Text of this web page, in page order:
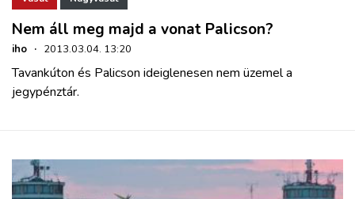
Nem áll meg majd a vonat Palicson?
iho · 2013.03.04. 13:20
Tavankúton és Palicson ideiglenesen nem üzemel a
jegypénztár.